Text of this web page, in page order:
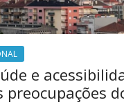
e
preocupações